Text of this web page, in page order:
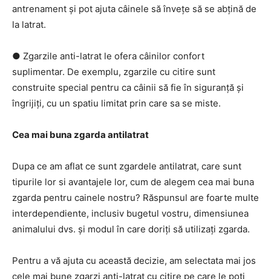
antrenament și pot ajuta câinele să învețe să se abțină de
la latrat.
● Zgarzile anti-latrat le ofera câinilor confort
suplimentar. De exemplu, zgarzile cu citire sunt
construite special pentru ca câinii să fie în siguranță și
îngrijiți, cu un spatiu limitat prin care sa se miste.
Cea mai buna zgarda antilatrat
Dupa ce am aflat ce sunt zgardele antilatrat, care sunt
tipurile lor si avantajele lor, cum de alegem cea mai buna
zgarda pentru cainele nostru? Răspunsul are foarte multe
interdependiente, inclusiv bugetul vostru, dimensiunea
animalului dvs. și modul în care doriți să utilizați zgarda.
Pentru a vă ajuta cu această decizie, am selectata mai jos
cele mai bune zgarzi anti-latrat cu citire pe care le poti